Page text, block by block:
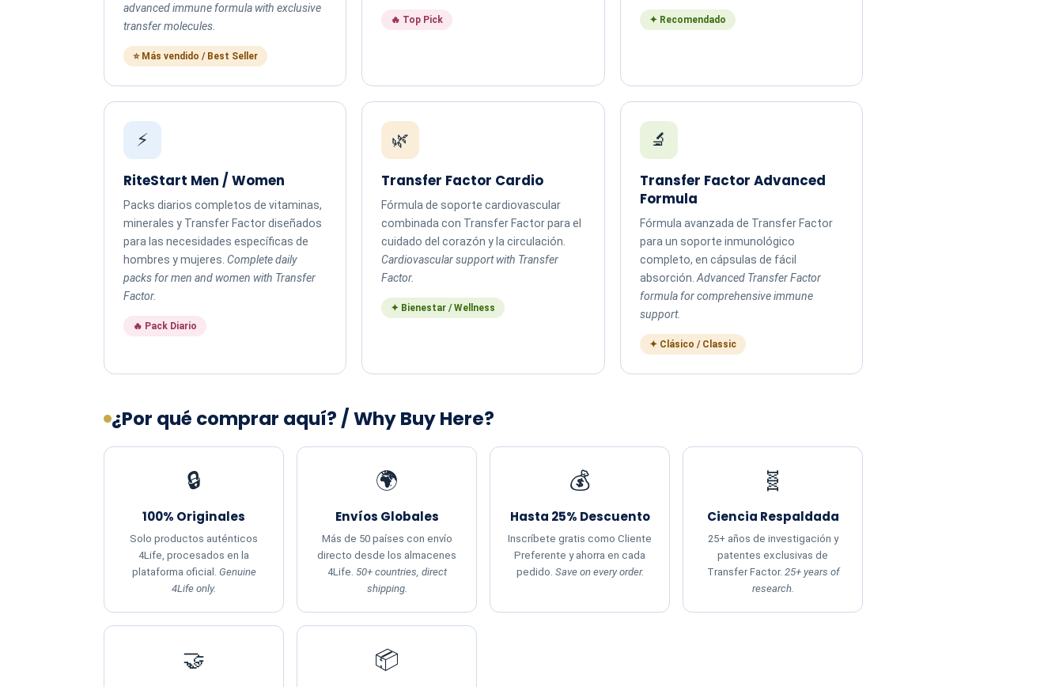
advanced immune formula with exclusive
transfer molecules.
⭐ Más vendido / Best Seller
🔥 Top Pick ✦ Recomendado
⚡
RiteStart Men / Women
Packs diarios completos de vitaminas,
minerales y Transfer Factor diseñados
para las necesidades específicas de
hombres y mujeres. Complete daily
packs for men and women with Transfer
Factor.
🔥 Pack Diario
🌿
Transfer Factor Cardio
Fórmula de soporte cardiovascular
combinada con Transfer Factor para el
cuidado del corazón y la circulación.
Cardiovascular support with Transfer
Factor.
✦ Bienestar / Wellness
🔬
Transfer Factor Advanced
Formula
Fórmula avanzada de Transfer Factor
para un soporte inmunológico
completo, en cápsulas de fácil
absorción. Advanced Transfer Factor
formula for comprehensive immune
support.
✦ Clásico / Classic
¿Por qué comprar aquí? / Why Buy Here?
🔒
100% Originales
Solo productos auténticos
4Life, procesados en la
plataforma oficial. Genuine
4Life only.
🌍
Envíos Globales
Más de 50 países con envío
directo desde los almacenes
4Life. 50+ countries, direct
shipping.
💰
Hasta 25% Descuento
Inscríbete gratis como Cliente
Preferente y ahorra en cada
pedido. Save on every order.
🧬
Ciencia Respaldada
25+ años de investigación y
patentes exclusivas de
Transfer Factor. 25+ years of
research.
🤝 📦